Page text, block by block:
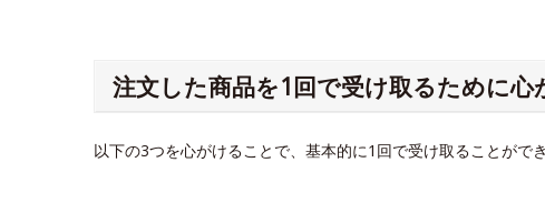
注文した商品を1回で受け取るために心
以下の3つを心がけることで、基本的に1回で受け取ることができ